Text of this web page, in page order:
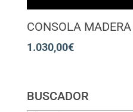
CONSOLA
1.030,00€
BUSCADOR